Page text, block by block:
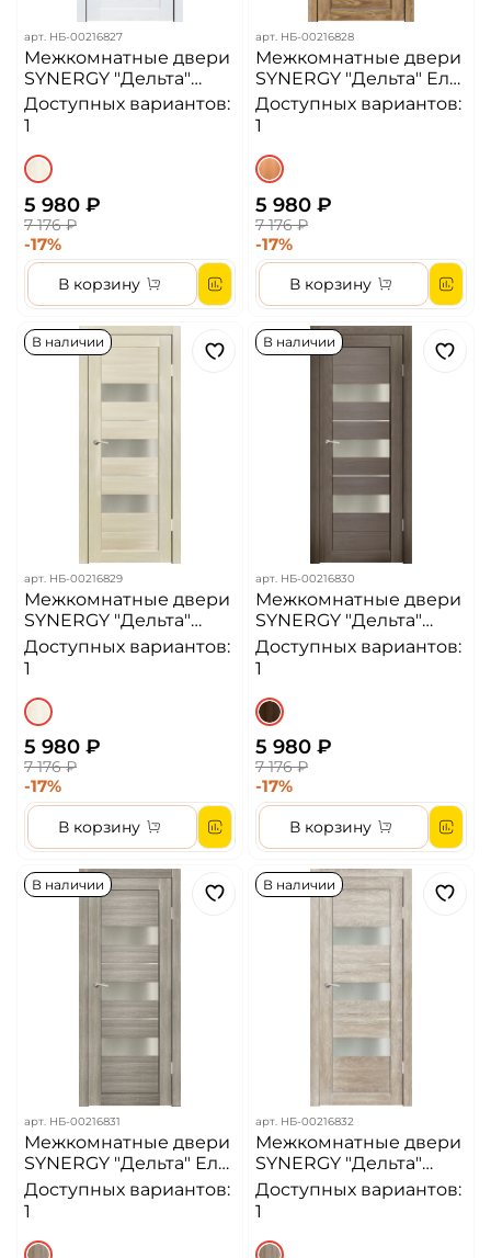
арт. НБ-00216827
Межкомнатные двери
SYNERGY "Дельта"
Ясень снежный
(Сатинат матовое)
Доступных вариантов:
1
5 980 ₽
7 176 ₽
-17%
В корзину
арт. НБ-00216828
Межкомнатные двери
SYNERGY "Дельта" Ель
карпатская (Сатинат
матовое)
Доступных вариантов:
1
5 980 ₽
7 176 ₽
-17%
В корзину
В наличии
арт. НБ-00216829
Межкомнатные двери
SYNERGY "Дельта"
Акация светлая
(Сатинат матовое)
Доступных вариантов:
1
5 980 ₽
7 176 ₽
-17%
В корзину
В наличии
арт. НБ-00216830
Межкомнатные двери
SYNERGY "Дельта"
Акация темная
(Сатинат матовое)
Доступных вариантов:
1
5 980 ₽
7 176 ₽
-17%
В корзину
В наличии
арт. НБ-00216831
Межкомнатные двери
SYNERGY "Дельта" Ель
(Сатинат матовое)
Доступных вариантов:
1
В наличии
арт. НБ-00216832
Межкомнатные двери
SYNERGY "Дельта"
Грей (Сатинат
матовое)
Доступных вариантов:
1